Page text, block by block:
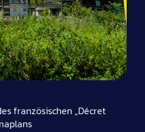
französischen „Décret